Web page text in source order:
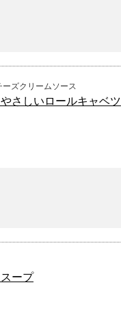
ズクリームソース
さしいロールキャベツ
ープ